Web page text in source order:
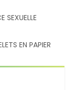
SEXUELLE
EN PAPIER